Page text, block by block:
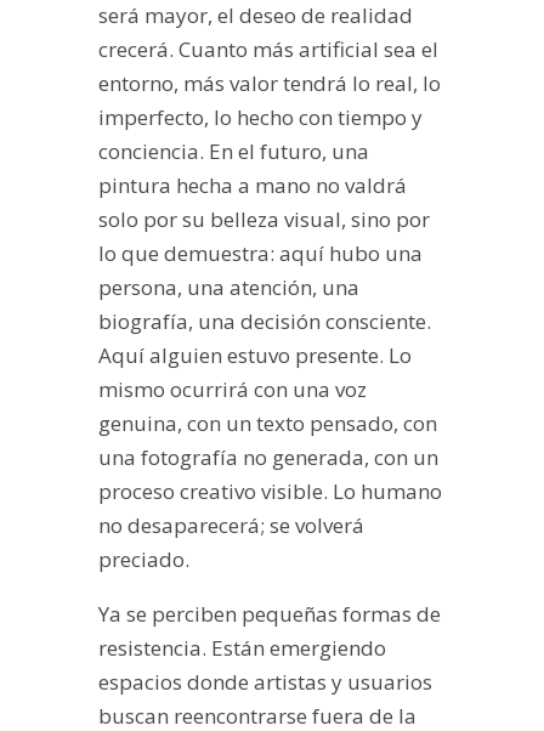
será mayor, el deseo de realidad
crecerá. Cuanto más artificial sea el
entorno, más valor tendrá lo real, lo
imperfecto, lo hecho con tiempo y
conciencia. En el futuro, una
pintura hecha a mano no valdrá
solo por su belleza visual, sino por
lo que demuestra: aquí hubo una
persona, una atención, una
biografía, una decisión consciente.
Aquí alguien estuvo presente. Lo
mismo ocurrirá con una voz
genuina, con un texto pensado, con
una fotografía no generada, con un
proceso creativo visible. Lo humano
no desaparecerá; se volverá
preciado.
Ya se perciben pequeñas formas de
resistencia. Están emergiendo
espacios donde artistas y usuarios
buscan reencontrarse fuera de la